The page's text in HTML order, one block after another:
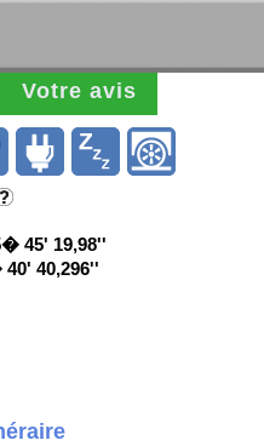
Votre avis
45' 19,98''
40,296''